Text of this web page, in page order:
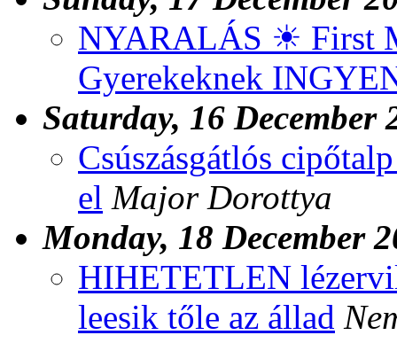
NYARALÁS ☀ First
Gyerekeknek
Saturday, 16 December
Csúszásgátlós
el Major Dorottya
Monday, 18 December
HIHETETLEN
leesik tőle az állad